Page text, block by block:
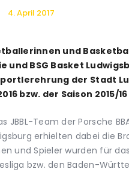
4. April 2017
und
und BSG Basket
der Stadt
bzw. der Saison 2015/
JBBL-Team der Porsche
erhielten dabei die
und Spieler wurden für
bzw. den Baden-